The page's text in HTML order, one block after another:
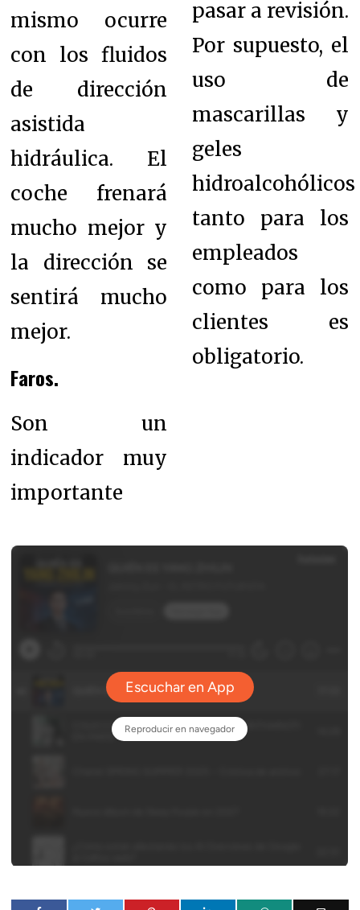
mismo ocurre
con los fluidos
de dirección
asistida
hidráulica. El
coche frenará
mucho mejor y
la dirección se
sentirá mucho
mejor.
Faros.
Son un
indicador muy
importante
pasar a revisión.
Por supuesto, el
uso de
mascarillas y
geles
hidroalcohólicos
tanto para los
empleados
como para los
clientes es
obligatorio.